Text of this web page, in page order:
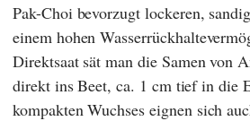
Pak-Choi bevorzugt lockeren,
einem hohen
Direktsaat sät man die Samen von
direkt ins Beet, ca. 1 cm tief in die
kompakten Wuchses eignen sich